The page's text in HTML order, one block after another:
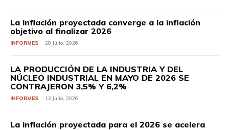
La inflación proyectada converge a la inflación
objetivo al finalizar 2026
INFORMES 28 Julio, 2026
LA PRODUCCIÓN DE LA INDUSTRIA Y DEL
NÚCLEO INDUSTRIAL EN MAYO DE 2026 SE
CONTRAJERON 3,5% Y 6,2%
INFORMES 13 Julio, 2026
La inflación proyectada para el 2026 se acelera